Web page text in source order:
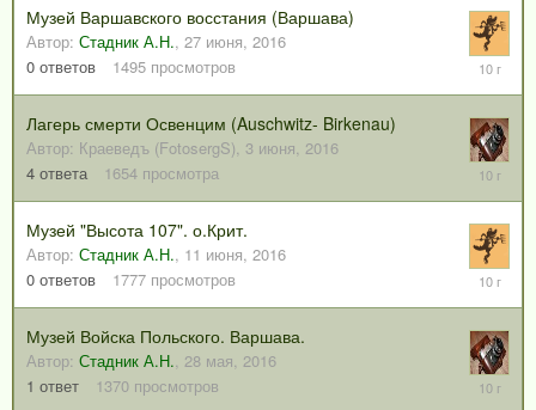
Музей Варшавского восстания (Варшава)
Автор: Стадник А.Н., 27 июня, 2016
0 ответов 1495 просмотров
27
2016
Лагерь смерти Освенцим (Auschwitz- Birkenau)
Автор: Краеведъ (FotosergS), 3 июня, 2016
4 ответа 1654 просмотра
13
2016
Музей "Высота 107". о.Крит.
Автор: Стадник А.Н., 11 июня, 2016
0 ответов 1777 просмотров
11
2016
Музей Войска Польского. Варшава.
Автор: Стадник А.Н., 28 мая, 2016
1 ответ 1370 просмотров